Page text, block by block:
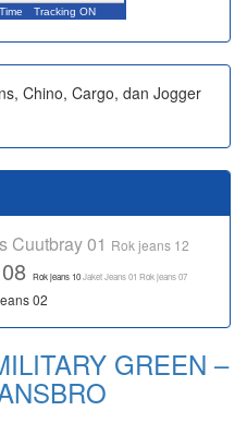
Tracking ON
Cuutbray 01 Rok jeans 12
Rok jeans 10Jaket Jeans 01 Rok jeans 07
02
GREEN –